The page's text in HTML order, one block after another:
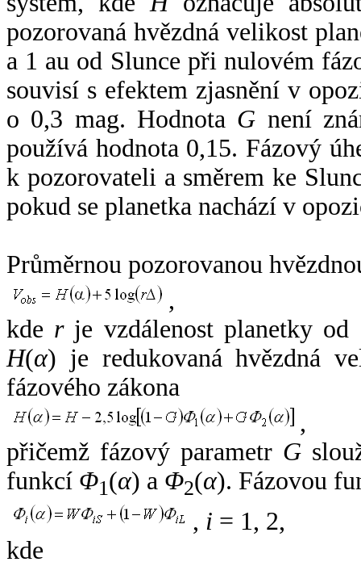
pozorovaná hvězdná velikost
a 1 au od Slunce při nulovém
souvisí s efektem zjasnění v
o 0,3 mag. Hodnota G není
používá hodnota 0,15. Fázový
k pozorovateli a směrem ke
pokud se planetka nachází v
Průměrnou pozorovanou
,
kde rje vzdálenost planetky od
H(α) je redukovaná hvězdná
fázového zákona
,
přičemž fázový parametr G
funkcí Φ1(α) a Φ2(α). Fázovou
, i = 1, 2,
kde